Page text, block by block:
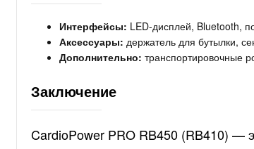
Интерфейсы: LED-дисплей, Bluetooth,
Аксессуары: держатель для бутылки,
Дополнительно: транспортировочные
Заключение
CardioPower PRO RB450 (RB410) —